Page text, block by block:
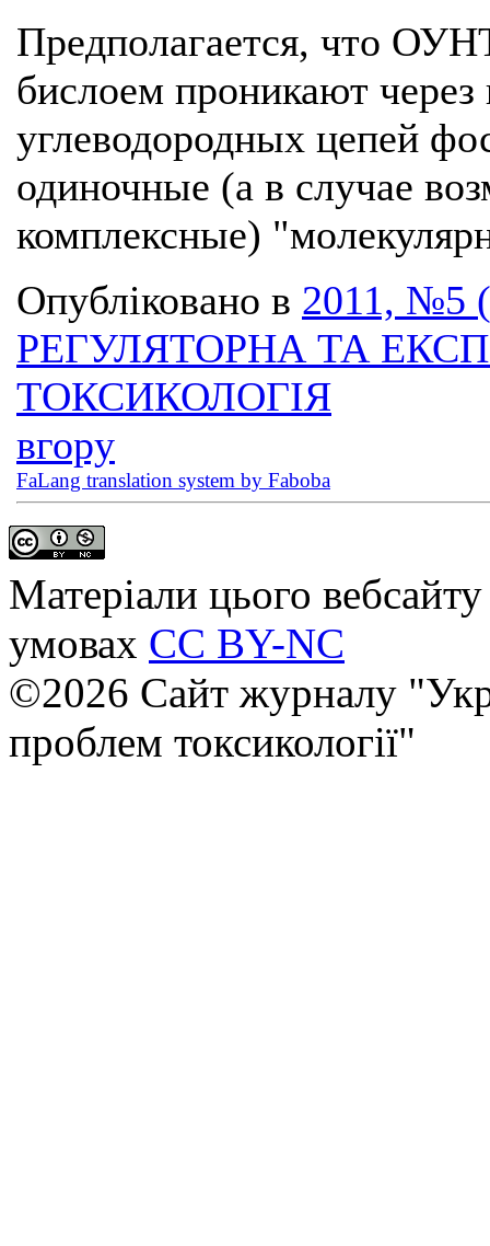
Предполагается, что
бислоем проникают
углеводородных цепей
одиночные (а в случае
комплексные)
Опубліковано в 2011, №5
РЕГУЛЯТОРНА ТА
ТОКСИКОЛОГІЯ
вгору
FaLang translation system by Faboba
Матеріали цього
умовах CC BY-NC
©2026 Сайт журналу
проблем токсикології"